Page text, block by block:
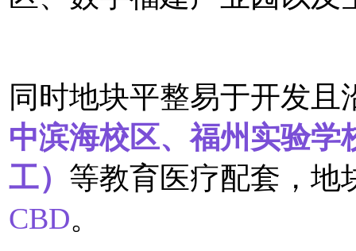
同时地块平整易于开发
中滨海校区、福州实验学
工） 等教育医疗配套，地
CBD。